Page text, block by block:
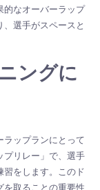
的なオーバーラップ
選手がスペースと
ングに
ラップランにとって
プリレー」で、選手
習をします。このド
を取ることの重要性